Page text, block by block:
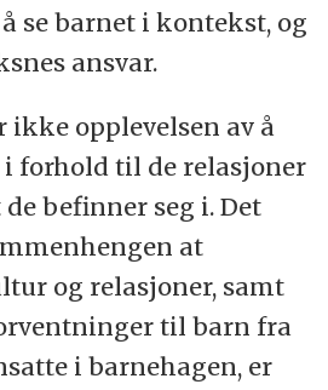
se barnet i kontekst, og
ansvar.
opplevelsen av å
i forhold til de relasjoner
befinner seg i. Det
at
og relasjoner, samt
til barn fra
i barnehagen, er